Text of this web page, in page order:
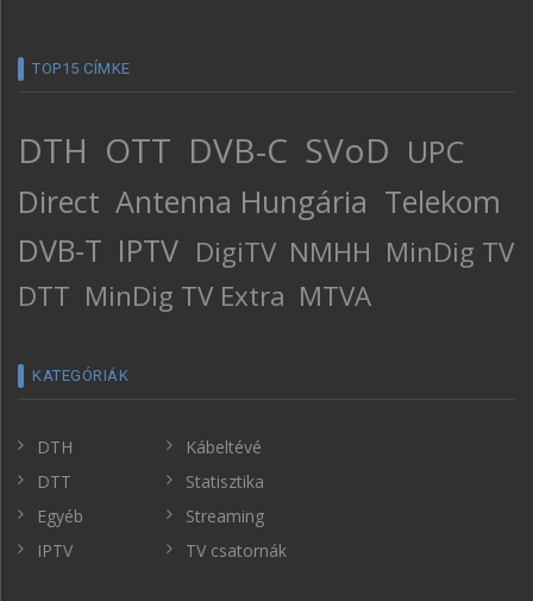
TOP15 CÍMKE
DTH OTT DVB-C SVoD UPC
Direct Antenna Hungária Telekom
DVB-T IPTV DigiTV NMHH MinDig TV
DTT MinDig TV Extra MTVA
KATEGÓRIÁK
DTH
DTT
Egyéb
IPTV
Kábeltévé
Statisztika
Streaming
TV csatornák